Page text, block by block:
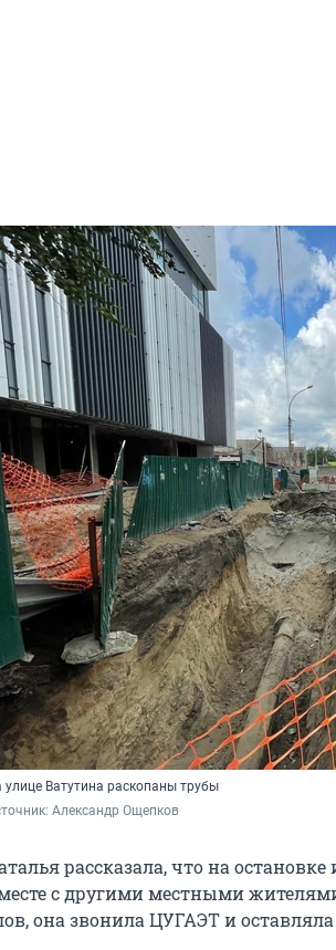
улице Ватутина раскопаны трубы
Александр Ощепков
рассказала, что на
с другими местными
она звонила ЦУГАЭТ и